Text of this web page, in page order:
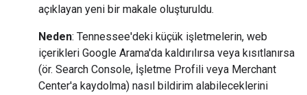
açıklayan yeni bir makale oluşturuldu.
Neden: Tennessee'deki küçük işletmelerin, web
içerikleri Google Arama'da kaldırılırsa veya kısıtlanırsa
(ör. Search Console, İşletme Profili veya Merchant
Center'a kaydolma) nasıl bildirim alabileceklerini